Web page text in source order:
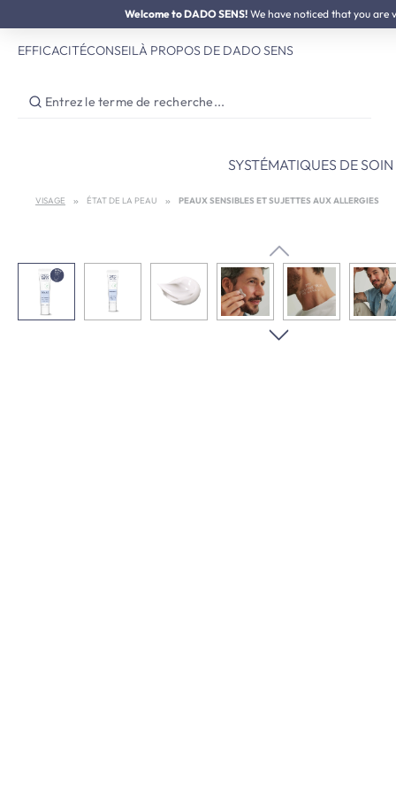
au contenu principal
Passer à la recherche
Passer à la navigation principale
Welcome to DADO SENS! We have noticed that you are
SOLDES D'ÉTÉ :jusqu'à 50% de réduction
EFFICACITÉCONSEILÀ PROPOS DE DADO SENS
SYSTÉMATIQUES DE SOIN
VISAGE ÉTAT DE LA PEAU PEAUX SENSIBLES ET SUJETTES AUX ALLERGIES